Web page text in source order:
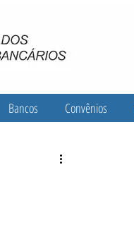
Bancos Convênios